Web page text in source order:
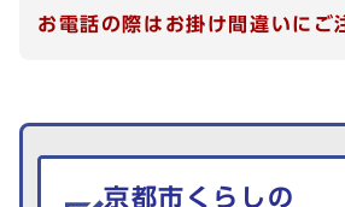
お電話の際はお掛け間違いにご
生活情報を探す
京都市くらしの